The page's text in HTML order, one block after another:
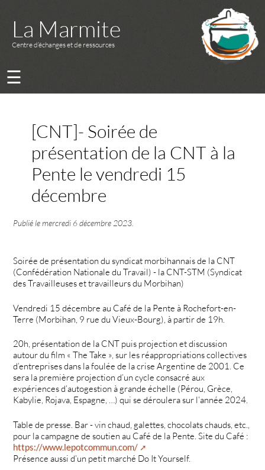
La Marmite
Centre d’échanges et de ressources
☰
[CNT]- Soirée de
présentation de la CNT à la
Pente le vendredi 15
décembre
Publié lemercredi 6 décembre 2023
Soirée de présentation du syndicat morbihannais de la CNT
(Confédération Nationale du Travail) - la CNT-STM (Syndicat
des Travailleuses et travailleurs du Morbihan)
Vendredi 15 décembre au Café de la Pente à Rochefort-en-
Terre (Morbihan, 9 rue du Vieux-Bourg), à partir de 19h.
20h, présentation de la CNT puis projection et discussion
autour du film « The Take », sur les réappropriations collectives
d’entreprises dans la foulée de la crise Argentine de 2001. Ce
sera la première projection d’un cycle consacré aux
expériences d’autogestion à grande échelle (Pérou, Grèce,
Kabylie, Rojava, Espagne, …) qui se déroulera sur l’année 2024.
Table de presse. Bar - vin chaud, galettes, chocolats chauds, etc.,
pour la campagne de soutien au Café de la Pente. Site du Café :
https://www.lepotcommun.com/
Présence aussi d’un petit marché Do It Yourself.